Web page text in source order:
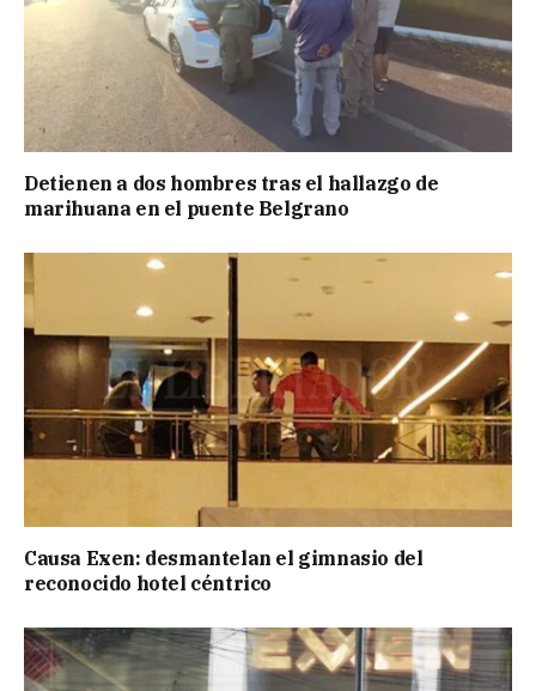
Detienen a dos hombres tras el hallazgo de
marihuana en el puente Belgrano
Causa Exen: desmantelan el gimnasio del
reconocido hotel céntrico